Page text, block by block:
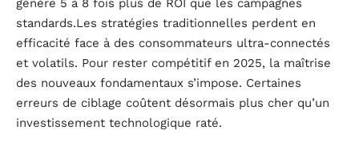
génère 5 à 8 fois plus de ROI que les campagnes
standards.Les stratégies traditionnelles perdent en
efficacité face à des consommateurs ultra-connectés
et volatils. Pour rester compétitif en 2025, la maîtrise
des nouveaux fondamentaux s’impose. Certaines
erreurs de ciblage coûtent désormais plus cher qu’un
investissement technologique raté.